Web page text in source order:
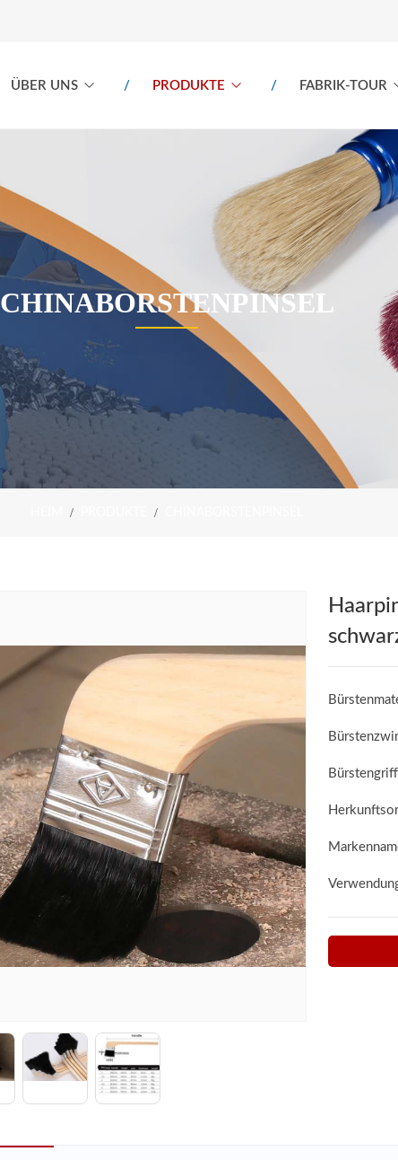
ÜBER UNS PRODUKTE FABRIK-TOUR
CHINABORSTENPINSEL
Bürstengriff